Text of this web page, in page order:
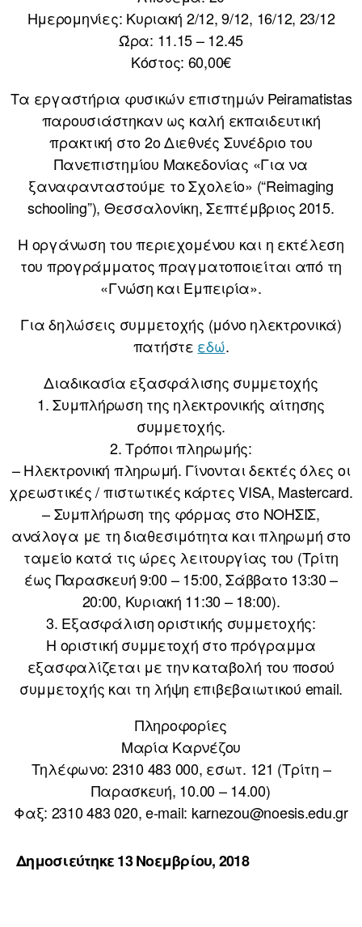
Ημερομηνίες: Κυριακή 2/12, 9/12, 16/12, 23/12
Ώρα: 11.15 – 12.45
Κόστος: 60,00€
Τα εργαστήρια φυσικών επιστημών Peiramatistas
παρουσιάστηκαν ως καλή εκπαιδευτική
πρακτική στο 2ο Διεθνές Συνέδριο του
Πανεπιστημίου Μακεδονίας «Για να
ξαναφανταστούμε το Σχολείο» (“Reimaging
schooling”), Θεσσαλονίκη, Σεπτέμβριος 2015.
Η οργάνωση του περιεχομένου και η εκτέλεση
του προγράμματος πραγματοποιείται από τη
«Γνώση και Εμπειρία».
Για δηλώσεις συμμετοχής (μόνο ηλεκτρονικά)
πατήστε εδώ.
Διαδικασία εξασφάλισης συμμετοχής
1. Συμπλήρωση της ηλεκτρονικής αίτησης
συμμετοχής.
2. Τρόποι πληρωμής:
– Ηλεκτρονική πληρωμή. Γίνονται δεκτές όλες οι
χρεωστικές / πιστωτικές κάρτες VISA, Mastercard.
– Συμπλήρωση της φόρμας στο ΝΟΗΣΙΣ,
ανάλογα με τη διαθεσιμότητα και πληρωμή στο
ταμείο κατά τις ώρες λειτουργίας του (Τρίτη
έως Παρασκευή 9:00 – 15:00, Σάββατο 13:30 –
20:00, Κυριακή 11:30 – 18:00).
3. Εξασφάλιση οριστικής συμμετοχής:
Η οριστική συμμετοχή στο πρόγραμμα
εξασφαλίζεται με την καταβολή του ποσού
συμμετοχής και τη λήψη επιβεβαιωτικού email.
Πληροφορίες
Μαρία Καρνέζου
Τηλέφωνο: 2310 483 000, εσωτ. 121 (Τρίτη –
Παρασκευή, 10.00 – 14.00)
Φαξ: 2310 483 020, e-mail: karnezou@noesis.edu.gr
Δημοσιεύτηκε 13 Νοεμβρίου, 2018